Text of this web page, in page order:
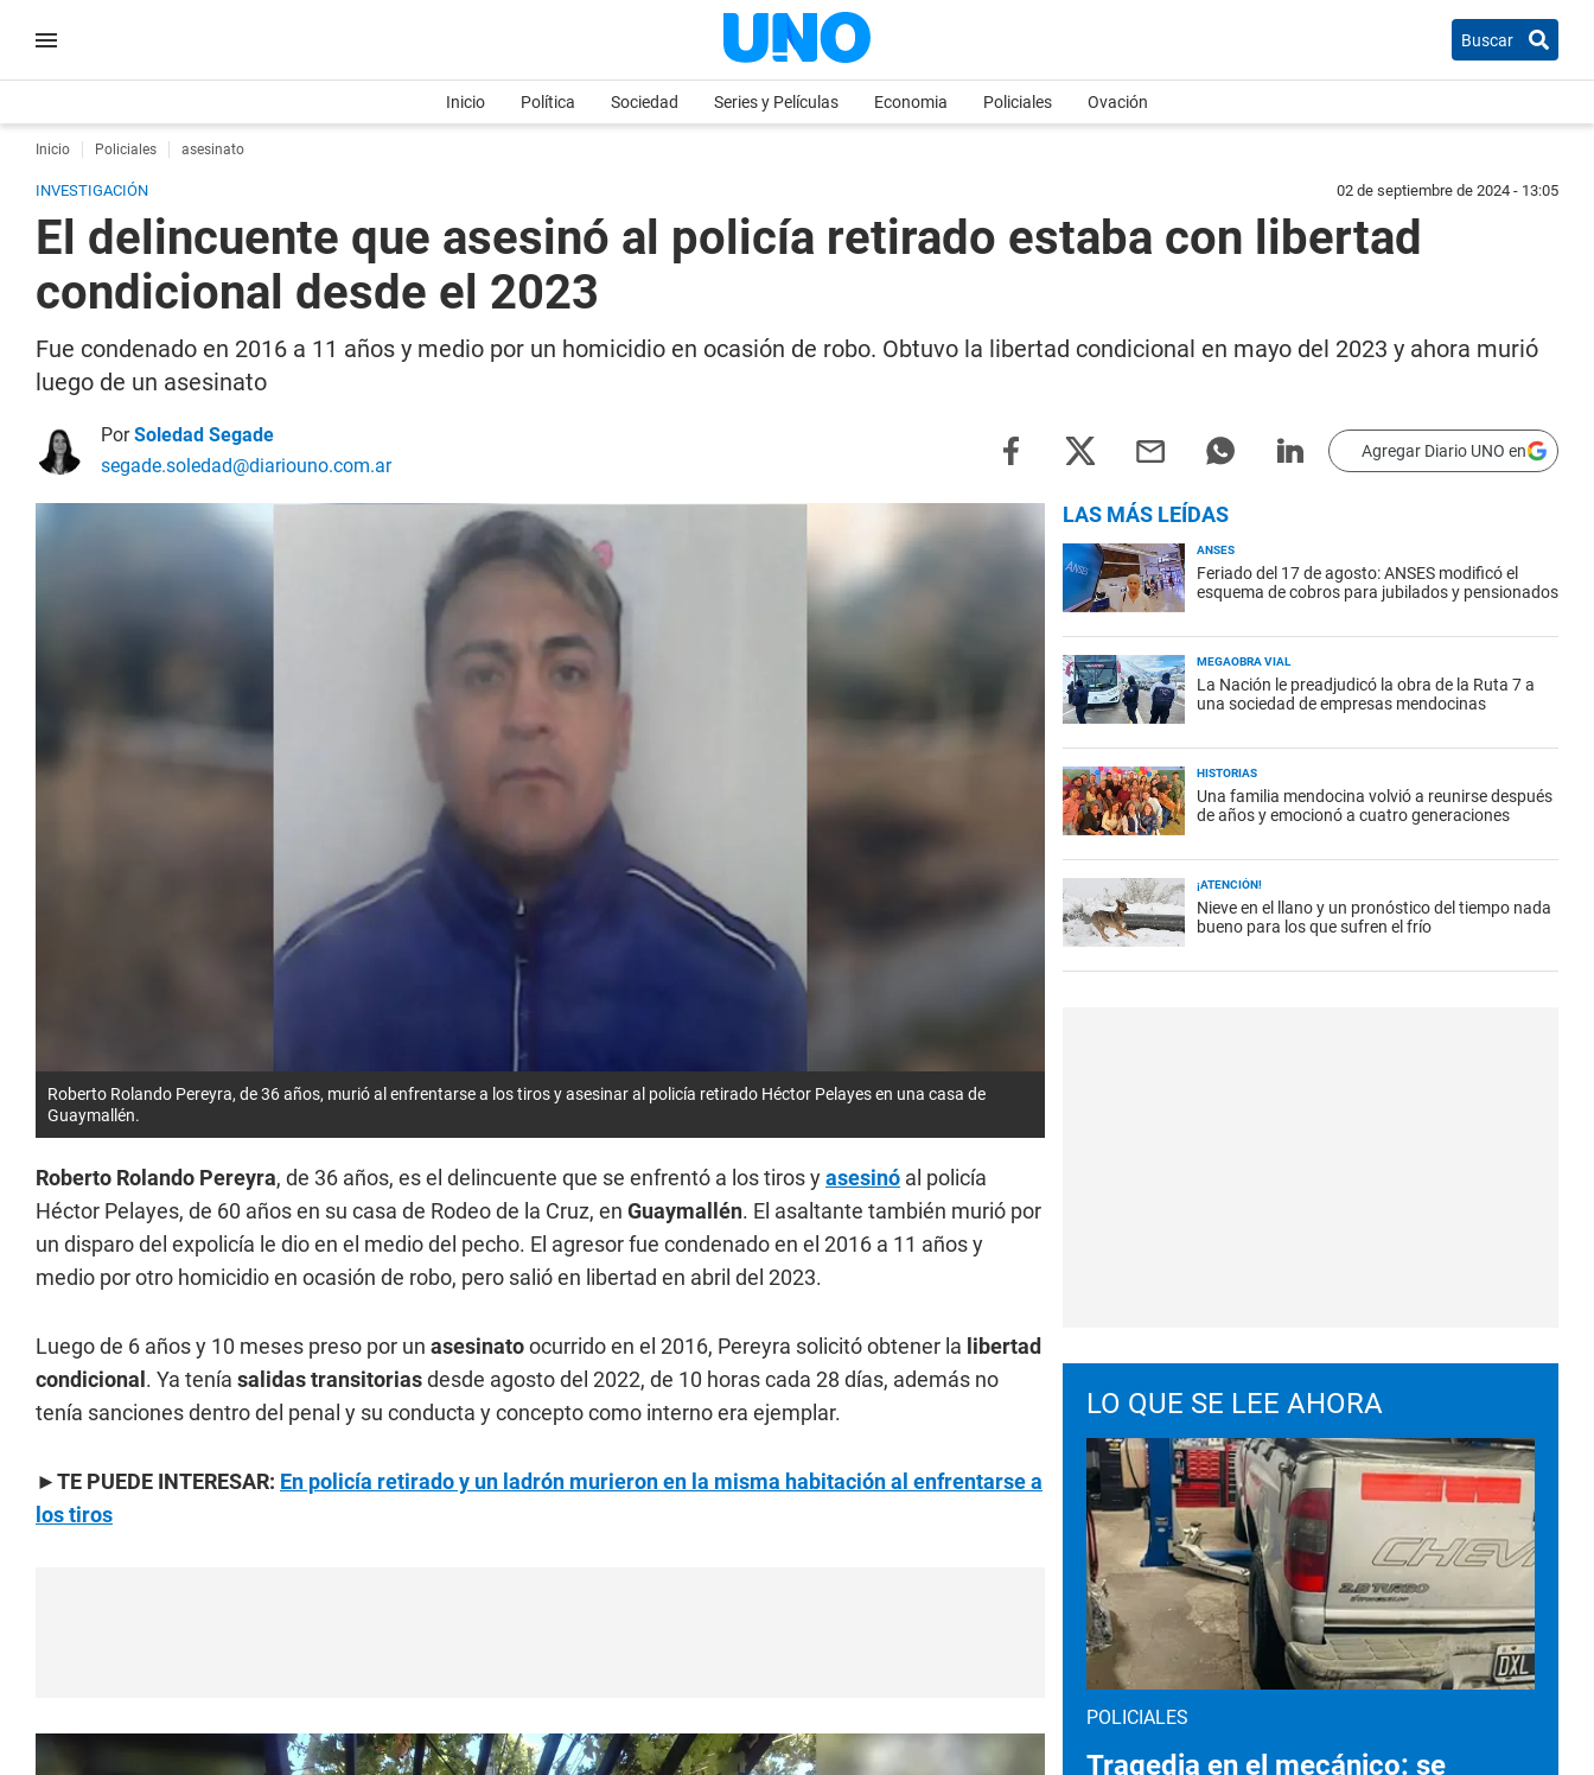
Buscar
Inicio Política Sociedad Series y Películas Economia Policiales Ovación
Inicio Policiales asesinato
INVESTIGACIÓN 02 de septiembre de 2024 - 13:05
El delincuente que asesinó al policía retirado estaba con libertad
condicional desde el 2023
Fue condenado en 2016 a 11 años y medio por un homicidio en ocasión de robo. Obtuvo la libertad condicional en mayo del 2023 y ahora murió
luego de un asesinato
PorSoledad Segade
segade.soledad@diariouno.com.ar
Agregar Diario UNO en
Roberto Rolando Pereyra, de 36 años, murió al enfrentarse a los tiros y asesinar al policía retirado Héctor Pelayes en una casa de
Guaymallén.
Roberto Rolando Pereyra, de 36 años, es el delincuente que se enfrentó a los tiros yasesinó al policía
Héctor Pelayes, de 60 años en su casa de Rodeo de la Cruz, en Guaymallén. El asaltante también murió por
un disparo del expolicía le dio en el medio del pecho. El agresor fue condenado en el 2016 a 11 años y
medio por otro homicidio en ocasión de robo, pero salió en libertad en abril del 2023.
Luego de 6 años y 10 meses preso por un asesinatoocurrido en el 2016, Pereyra solicitó obtener la libertad
condicional. Ya tenía salidas transitoriasdesde agosto del 2022, de 10 horas cada 28 días, además no
tenía sanciones dentro del penal y su conducta y concepto como interno era ejemplar.
►TE PUEDE INTERESAR: En policía retirado y un ladrón murieron en la misma habitación al enfrentarse a
los tiros
LAS MÁS LEÍDAS
ANSES
Feriado del 17 de agosto: ANSES modificó el
esquema de cobros para jubilados y pensionados
MEGAOBRA VIAL
La Nación le preadjudicó la obra de la Ruta 7 a
una sociedad de empresas mendocinas
HISTORIAS
Una familia mendocina volvió a reunirse después
de años y emocionó a cuatro generaciones
¡ATENCIÓN!
Nieve en el llano y un pronóstico del tiempo nada
bueno para los que sufren el frío
LO QUE SE LEE AHORA
POLICIALES
Tragedia en el mecánico: se